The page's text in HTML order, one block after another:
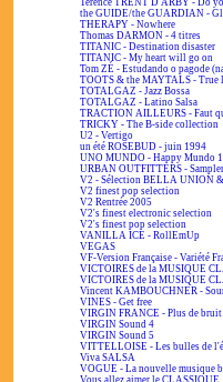
Terence TRENT D'ARBY - Do
the GUIDE/the GUARDIAN -
THERAPY - Nowhere
Thomas DARMON - 4 titres
TITANIC - Destination disaster
TITANIC - My heart will go on
Tom ZÉ - Estudando o pagode
TOOTS & the MAYTALS - True
TOTALGAZ - Jazz Bossa
TOTALGAZ - Latino Salsa
TRACTION AILLEURS - Faut
TRICKY - The B-side collection
U2 - Vertigo
un été ROSEBUD - juin 1994
UNO MUNDO - Happy Mundo
URBAN OUTFITTERS -
V2 - Sélection BELLA UNION
V2 finest pop selection
V2 Rentrée 2005
V2's finest electronic selection
V2's finest pop selection
VANILLA ICE - RollEmUp
VEGAS
VF-Version Française - Variété
VICTOIRES de la MUSIQUE
VICTOIRES de la MUSIQUE
Vincent KAMBOUCHNER -
VINES - Get free
VIRGIN FRANCE - Plus de bruit
VIRGIN Sound 4
VIRGIN Sound 5
VITTELLOISE - Les bulles de
Viva SALSA
VOGUE - La nouvelle musique
Vous allez aimer le CLASSIQUE